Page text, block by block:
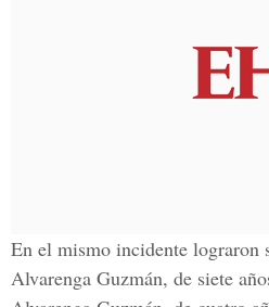
En el mismo incidente lograron
Alvarenga Guzmán, de siete